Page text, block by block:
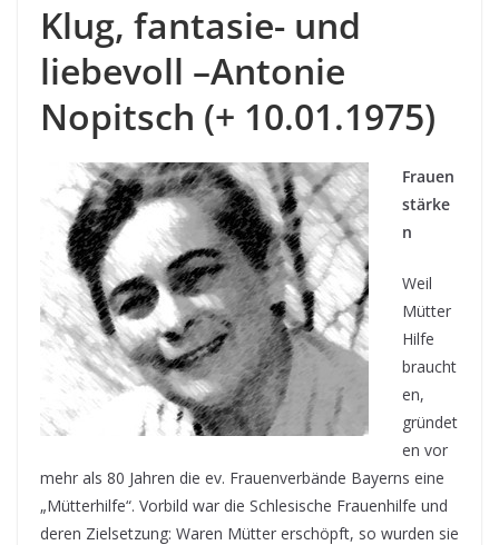
Klug, fantasie- und
liebevoll –Antonie
Nopitsch (+ 10.01.1975)
Frauen
stärke
n
Weil
Mütter
Hilfe
braucht
en,
gründet
en vor
mehr als 80 Jahren die ev. Frauenverbände Bayerns eine
„Mütterhilfe“. Vorbild war die Schlesische Frauenhilfe und
deren Zielsetzung: Waren Mütter erschöpft, so wurden sie